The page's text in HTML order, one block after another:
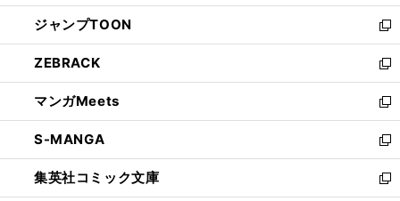
開
く
ウ
で
開
く
ン
ド
ウ
で
開
く
ウ
ィ
ン
ド
ウ
で
開
く
し
い
ウ
ィ
ン
ド
ウ
で
開
く
ジャンプTOON
新
し
い
ウ
ィ
ン
ド
ウ
で
開
ZEBRACK
新
し
い
ウ
ィ
ン
ド
ウ
マンガMeets
新
し
い
ウ
ィ
S-MANGA
新
し
い
集英社コミック文庫
新